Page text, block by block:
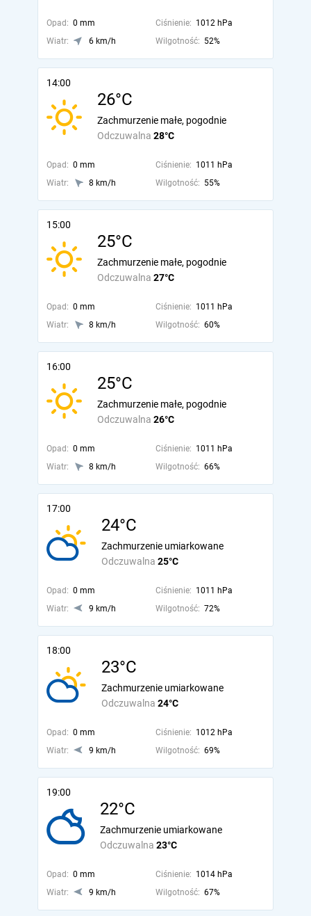
Opad: 0 mm Ciśnienie: 1012 hPa
Wiatr:
6 km/h Wilgotność: 52%
14:00
26°C
Odczuwalna 28°C
Zachmurzenie małe, pogodnie
Opad: 0 mm Ciśnienie: 1011 hPa
Wiatr:
8 km/h Wilgotność: 55%
15:00
25°C
Odczuwalna 27°C
Zachmurzenie małe, pogodnie
Opad: 0 mm Ciśnienie: 1011 hPa
Wiatr:
8 km/h Wilgotność: 60%
16:00
25°C
Odczuwalna 26°C
Zachmurzenie małe, pogodnie
Opad: 0 mm Ciśnienie: 1011 hPa
Wiatr:
8 km/h Wilgotność: 66%
17:00
24°C
Odczuwalna 25°C
Zachmurzenie umiarkowane
Opad: 0 mm Ciśnienie: 1011 hPa
Wiatr:
9 km/h Wilgotność: 72%
18:00
23°C
Odczuwalna 24°C
Zachmurzenie umiarkowane
Opad: 0 mm Ciśnienie: 1012 hPa
Wiatr:
9 km/h Wilgotność: 69%
19:00
22°C
Odczuwalna 23°C
Zachmurzenie umiarkowane
Opad: 0 mm Ciśnienie: 1014 hPa
Wiatr:
9 km/h Wilgotność: 67%